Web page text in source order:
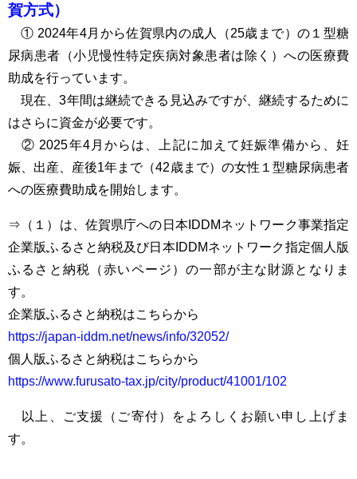
賀方式）
① 2024年4月から佐賀県内の成人（25歳まで）の１型糖
尿病患者（小児慢性特定疾病対象患者は除く）への医療費
助成を行っています。
現在、3年間は継続できる見込みですが、継続するために
はさらに資金が必要です。
② 2025年4月からは、上記に加えて妊娠準備から、妊
娠、出産、産後1年まで（42歳まで）の女性１型糖尿病患者
への医療費助成を開始します。
⇒（１）は、佐賀県庁への日本IDDMネットワーク事業指定
企業版ふるさと納税及び日本IDDMネットワーク指定個人版
ふるさと納税（赤いページ）の一部が主な財源となりま
す。
企業版ふるさと納税はこちらから
https://japan-iddm.net/news/info/32052/
個人版ふるさと納税はこちらから
https://www.furusato-tax.jp/city/product/41001/102
以上、ご支援（ご寄付）をよろしくお願い申し上げま
す。